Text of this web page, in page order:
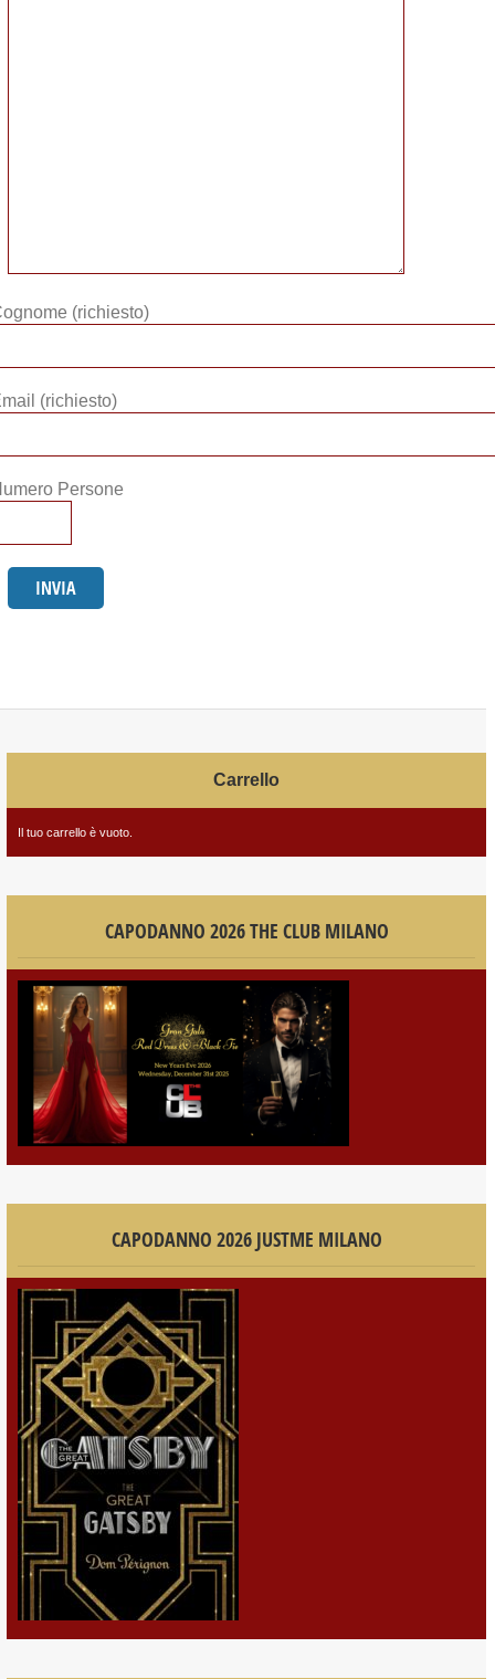
(richiesto)
(richiesto)
Persone
Carrello
Il tuo carrello è vuoto.
CAPODANNO 2026 THE CLUB MILANO
CAPODANNO 2026 JUSTME MILANO